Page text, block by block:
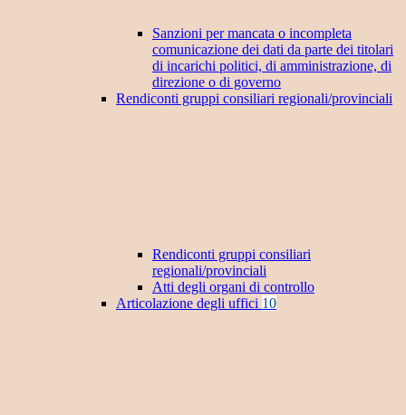
Sanzioni per mancata o incompleta
comunicazione dei dati da parte dei titolari
di incarichi politici, di amministrazione, di
direzione o di governo
Rendiconti gruppi consiliari regionali/provinciali
Rendiconti gruppi consiliari
regionali/provinciali
Atti degli organi di controllo
Articolazione degli uffici 10